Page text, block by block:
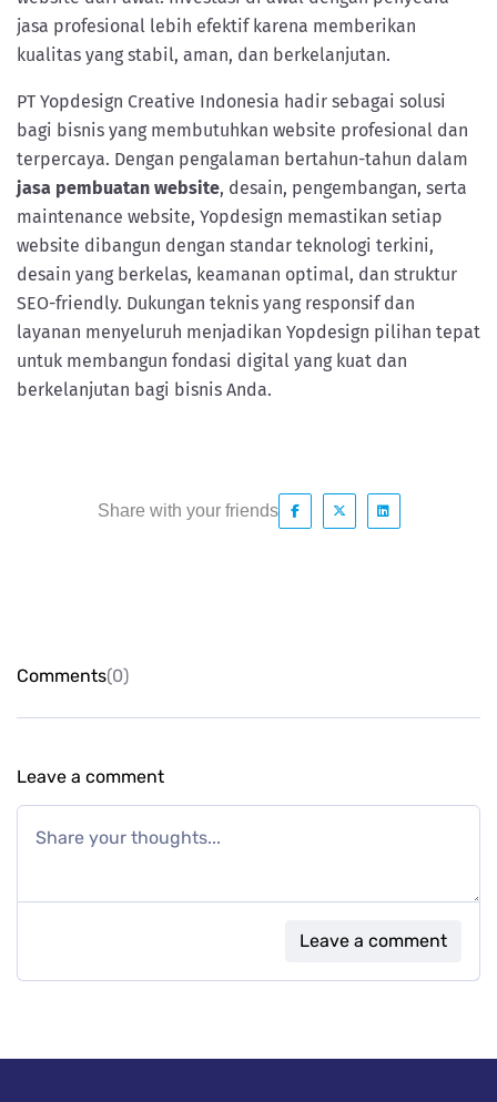
jasa profesional lebih efektif karena memberikan
kualitas yang stabil, aman, dan berkelanjutan.
PT Yopdesign Creative Indonesia hadir sebagai solusi
bagi bisnis yang membutuhkan website profesional dan
terpercaya. Dengan pengalaman bertahun-tahun dalam
jasa pembuatan website, desain, pengembangan, serta
maintenance website, Yopdesign memastikan setiap
website dibangun dengan standar teknologi terkini,
desain yang berkelas, keamanan optimal, dan struktur
SEO-friendly. Dukungan teknis yang responsif dan
layanan menyeluruh menjadikan Yopdesign pilihan tepat
untuk membangun fondasi digital yang kuat dan
berkelanjutan bagi bisnis Anda.
Share with your friends
Comments(0)
Leave a comment
Leave a comment